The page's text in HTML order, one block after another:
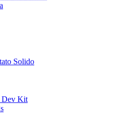
Solido
Dev Kit